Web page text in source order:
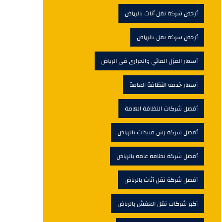
أرخص شركة نقل أثاث بالرياض
أرخص شركة نقل بالرياض
أسعار العزل المائي والحرارى فى الرياض
أسعار خدمه النظافة العامة
أفضل شركات النظافة العامة
أفضل شركة رش مبيدات بالرياض
أفضل شركة نظافة عامة بالرياض
أفضل شركة نقل أثاث بالرياض
أكبر شركات نقل العفش بالرياض